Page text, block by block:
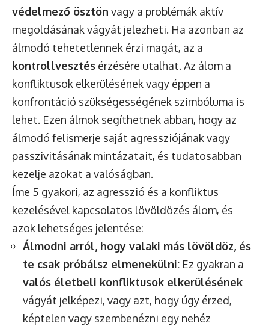
védelmező ösztön vagy a problémák aktív
megoldásának vágyát jelezheti. Ha azonban az
álmodó tehetetlennek érzi magát, az a
kontrollvesztés érzésére utalhat. Az álom a
konfliktusok elkerülésének vagy éppen a
konfrontáció szükségességének szimbóluma is
lehet. Ezen álmok segíthetnek abban, hogy az
álmodó felismerje saját agressziójának vagy
passzivitásának mintázatait, és tudatosabban
kezelje azokat a valóságban.
Íme 5 gyakori, az agresszió és a konfliktus
kezelésével kapcsolatos lövöldözés álom, és
azok lehetséges jelentése:
Álmodni arról, hogy valaki más lövöldöz, és
te csak próbálsz elmenekülni: Ez gyakran a
valós életbeli konfliktusok elkerülésének
vágyát jelképezi, vagy azt, hogy úgy érzed,
képtelen vagy szembenézni egy nehéz